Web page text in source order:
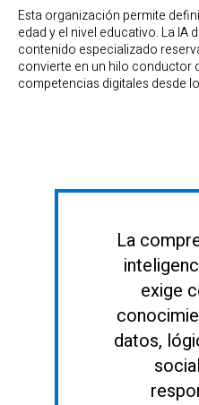
Esta organización permite
edad y el nivel educativo. La IA
contenido especializado
convierte en un hilo conductor
competencias digitales desde
La
exige
datos,